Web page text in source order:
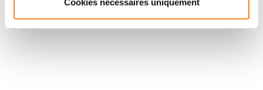
Cookies nécessaires uniquement